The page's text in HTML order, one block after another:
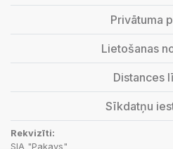
Privātuma
Lietošanas
Distances
Sīkdatņu
Rekvizīti:
SIA "Pakavs"